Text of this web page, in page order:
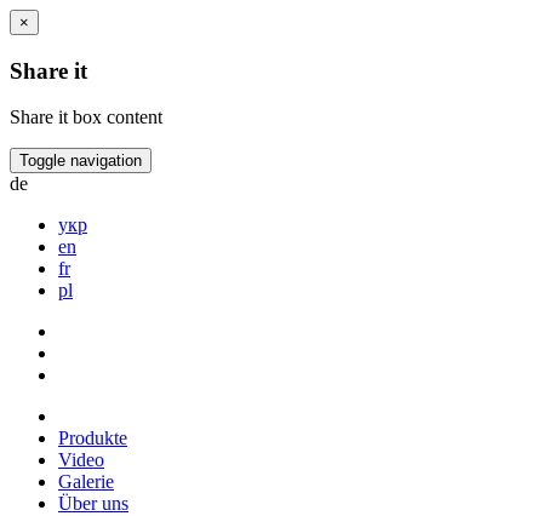
×
Share it
Share it box content
Toggle navigation
de
укр
en
fr
pl
Produkte
Video
Galerie
Über uns